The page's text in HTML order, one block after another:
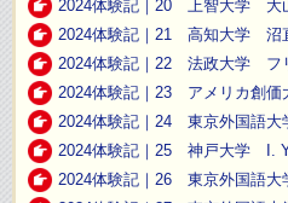
2024体験記｜20 上智大学 大
2024体験記｜21 高知大学 沼
2024体験記｜22 法政大学 フ
2024体験記｜23 アメリカ創
2024体験記｜24 東京外国語
2024体験記｜25 神戸大学 I.
2024体験記｜26 東京外国語